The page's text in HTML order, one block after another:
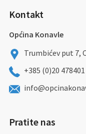
Kontakt
Općina Konavle
Trumbićev put 7,
+385 (0)20 478401
Pratite nas